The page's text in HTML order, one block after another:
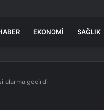
EKONOMI SAĞLIK
alarma geçirdi